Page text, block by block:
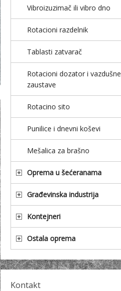
Vibroizuzimač ili vibro dno
Rotacioni razdelnik
Tablasti zatvarač
Rotacioni dozator i vazdušne
zaustave
Rotacino sito
Punilice i dnevni koševi
Mešalica za brašno
Oprema u šećeranama
Građevinska industrija
Kontejneri
Ostala oprema
Kontakt